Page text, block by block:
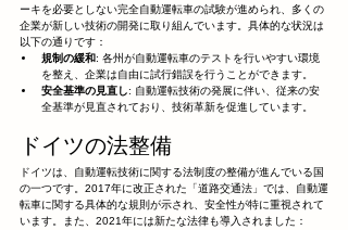
ーキを必要としない完全自動運転車の試験が進められ、多くの
企業が新しい技術の開発に取り組んでいます。具体的な状況は
以下の通りです：
規制の緩和: 各州が自動運転車のテストを行いやすい環境
を整え、企業は自由に試行錯誤を行うことができます。
安全基準の見直し: 自動運転技術の発展に伴い、従来の安
全基準が見直されており、技術革新を促進しています。
ドイツの法整備
ドイツは、自動運転技術に関する法制度の整備が進んでいる国
の一つです。2017年に改正された「道路交通法」では、自動運
転車に関する具体的な規則が示され、安全性が特に重視されて
います。また、2021年には新たな法律も導入されました：